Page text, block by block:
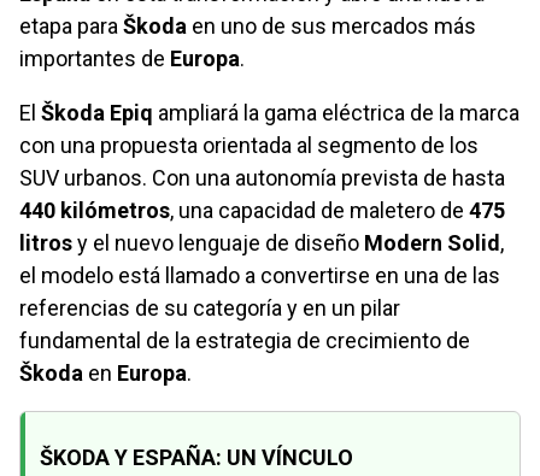
etapa paraŠkoda en uno de sus mercados más
importantes de Europa.
El Škoda Epiq ampliará la gama eléctrica de la marca
con una propuesta orientada al segmento de los
SUV urbanos. Con una autonomía prevista de hasta
440 kilómetros, una capacidad de maletero de 475
litrosy el nuevo lenguaje de diseño Modern Solid,
el modelo está llamado a convertirse en una de las
referencias de su categoría y en un pilar
fundamental de la estrategia de crecimiento de
Škoda en Europa.
ŠKODA Y ESPAÑA: UN VÍNCULO